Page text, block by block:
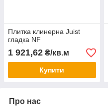
Плитка клинерна Juist
гладка NF
1 921,62 ₴/кв.м
Купити
Про нас